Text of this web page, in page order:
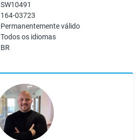
SW10491
164-03723
Permanentemente válido
Todos os idiomas
BR